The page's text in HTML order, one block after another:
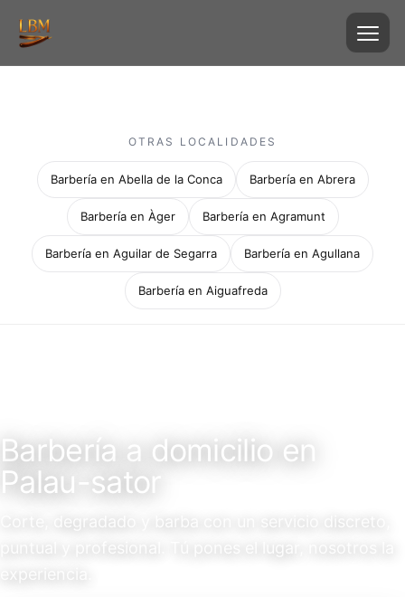
OTRAS LOCALIDADES
Barbería en Abella de la Conca Barbería en Abrera
Barbería en Àger Barbería en Agramunt
Barbería en Aguilar de Segarra Barbería en Agullana
Barbería en Aiguafreda
Barbería a domicilio en
Palau-sator
Corte, degradado y barba con un servicio discreto,
puntual y profesional. Tú pones el lugar, nosotros la